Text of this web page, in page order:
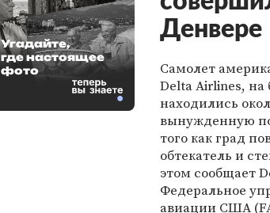
Денвере
Самолет
Delta Airlines, на
находились
вынужденную
того как град
обтекатель и
этом сообщает
Федеральное
авиации США
Угадайте,
где настоящее
фото